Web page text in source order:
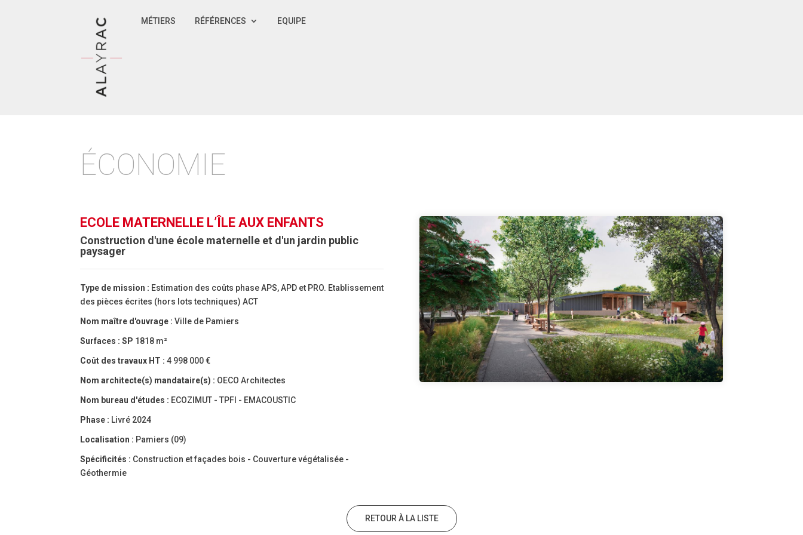
MÉTIERS RÉFÉRENCES EQUIPE
ÉCONOMIE
ECOLE MATERNELLE L’ÎLE AUX ENFANTS
Construction d'une école maternelle et d'un jardin public
paysager
Type de mission : Estimation des coûts phase APS, APD et PRO. Etablissement
des pièces écrites (hors lots techniques) ACT
Nom maître d'ouvrage :Ville de Pamiers
Surfaces :SP 1818 m²
Coût des travaux HT :4 998 000 €
Nom architecte(s) mandataire(s) : OECO Architectes
Nom bureau d'études : ECOZIMUT - TPFI - EMACOUSTIC
Phase : Livré 2024
Localisation : Pamiers (09)
Spécificités : Construction et façades bois - Couverture végétalisée -
Géothermie
RETOUR À LA LISTE